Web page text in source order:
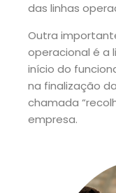
das linhas
Outra
operacional é a
início do
na finalização
chamada
empresa.